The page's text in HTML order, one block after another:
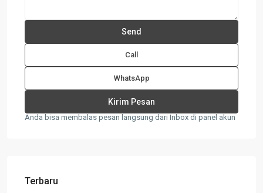
Call
WhatsApp
Anda bisa membalas pesan langsung dari Inbox di panel akun
Terbaru